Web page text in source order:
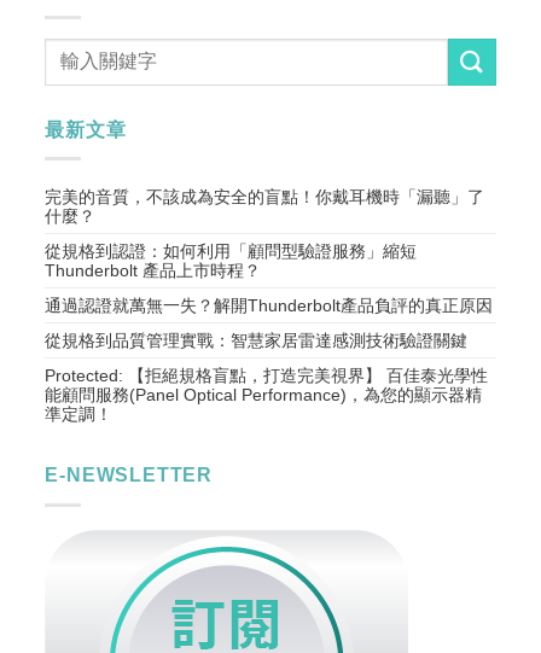
最新文章
完美的音質，不該成為安全的盲點！你戴耳機時「漏聽」了
什麼？
從規格到認證：如何利用「顧問型驗證服務」縮短
Thunderbolt 產品上市時程？
通過認證就萬無一失？解開Thunderbolt產品負評的真正原因
從規格到品質管理實戰：智慧家居雷達感測技術驗證關鍵
Protected: 【拒絕規格盲點，打造完美視界】 百佳泰光學性
能顧問服務(Panel Optical Performance)，為您的顯示器精
準定調！
E-NEWSLETTER